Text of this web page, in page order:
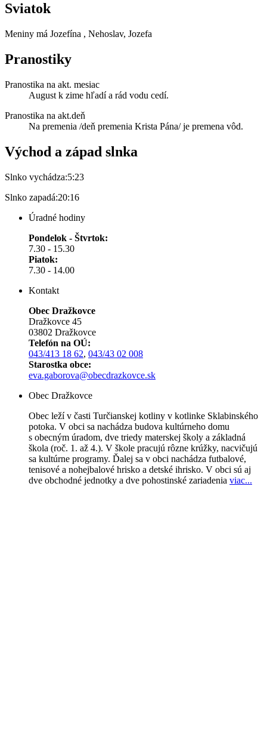
Sviatok
Meniny má Jozefína , Nehoslav, Jozefa
Pranostiky
Pranostika na akt. mesiac
August k zime hľadí a rád vodu cedí.
Pranostika na akt.deň
Na premenia /deň premenia Krista Pána/ je premena vôd.
Východ a západ slnka
Slnko vychádza:5:23
Slnko zapadá:20:16
Úradné hodiny
Pondelok - Štvrtok:
7.30 - 15.30
Piatok:
7.30 - 14.00
Kontakt
Obec Dražkovce
Dražkovce 45
03802 Dražkovce
Telefón na OÚ:
043/413 18 62, 043/43 02 008
Starostka obce:
eva.gaborova@obecdrazkovce.sk
Obec Dražkovce
Obec leží v časti Turčianskej kotliny v kotlinke Sklabinského
potoka. V obci sa nachádza budova kultúrneho domu
s obecným úradom, dve triedy materskej školy a základná
škola (roč. 1. až 4.). V škole pracujú rôzne krúžky, nacvičujú
sa kultúrne programy. Ďalej sa v obci nachádza futbalové,
tenisové a nohejbalové hrisko a detské ihrisko. V obci sú aj
dve obchodné jednotky a dve pohostinské zariadenia viac...